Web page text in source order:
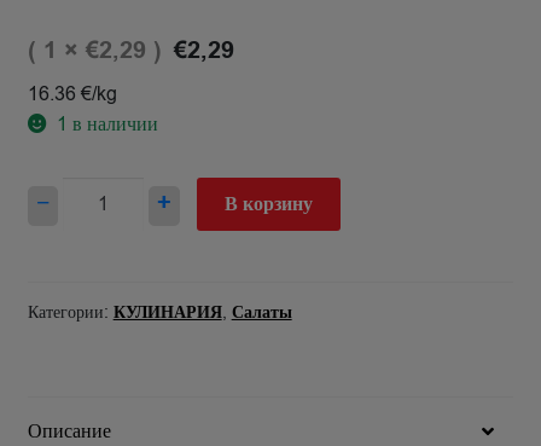
€2,29
( 1 × €2,29 )
16.36 €/kg
1 в наличии
−
Количество
Citro
+ В корзину
Категории: КУЛИНАРИЯ, Салаты
Описание